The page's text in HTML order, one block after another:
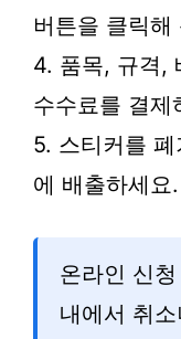
버튼을 클릭해
4. 품목, 규격,
수수료를 결제
5. 스티커를
에 배출하세요.
온라인 신
내에서 취